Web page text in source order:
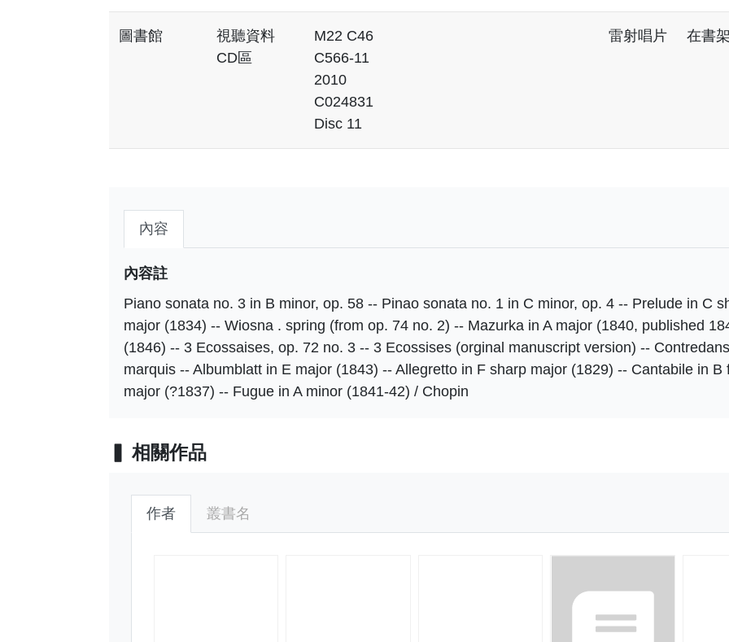
圖書館
視聽資料
CD區
M22 C46
C566-11
2010
C024831
Disc 11
雷射唱片 在書
內容
內容註
Piano sonata no. 3 in B minor, op. 58 -- Pinao sonata no. 1 in C minor, op. 4 -- Prelude in C
major (1834) -- Wiosna . spring (from op. 74 no. 2) -- Mazurka in A major (1840, published
(1846) -- 3 Ecossaises, op. 72 no. 3 -- 3 Ecossises (orginal manuscript version) --
marquis -- Albumblatt in E major (1843) -- Allegretto in F sharp major (1829) -- Cantabile in
major (?1837) -- Fugue in A minor (1841-42) / Chopin
相關作品
作者 叢書名